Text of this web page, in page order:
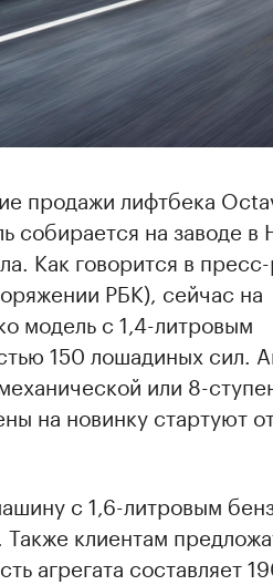
продажи лифтбека
собирается на заводе
Как говорится в
РБК), сейчас на
модель с 1,4-литровым
150 лошадиных сил.
или 8-
на новинку стартуют
с 1,6-литровым
клиентам
агрегата составляет